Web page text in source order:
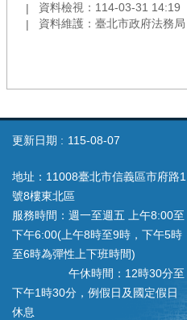
資料檢視：114-03-31 14:19
資料維護：臺北市政府法務局
更新日期 115-08-07
地址：11008臺北市信義區市府路1
號8樓東北區
服務時間：週一至週五 上午8:00至
下午6:00(上午8時至9時，下午5時
至6時為彈性上下班時間)
午休時間：12時30分至
下午1時30分，例假日及國定假日
休息